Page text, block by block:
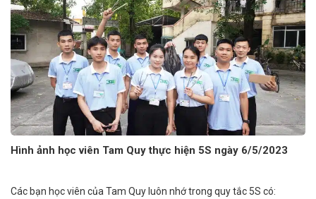
Hình ảnh học viên Tam Quy thực hiện 5S ngày 6/5/2023
Các bạn học viên của Tam Quy luôn nhớ trong quy tắc 5S có: